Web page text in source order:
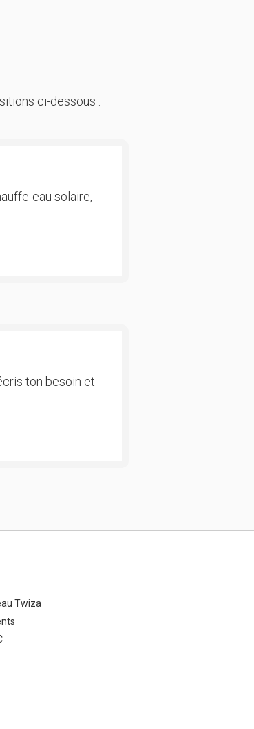
ci-dessous :
eau solaire,
ton besoin et
Twiza